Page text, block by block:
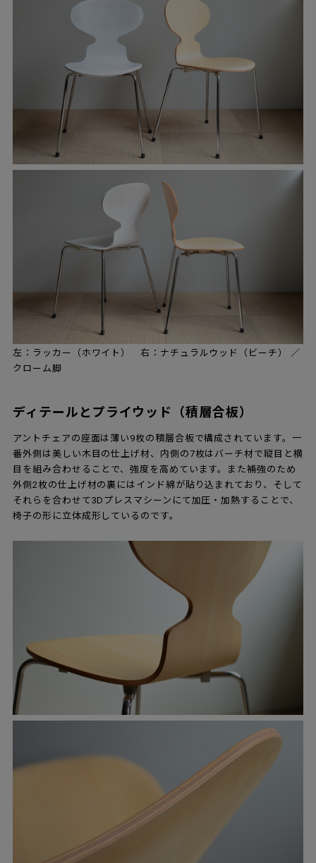
左：ラッカー（ホワイト） 右：ナチュラルウッド（ビーチ） ／
クローム脚
ディテールとプライウッド（積層合板）
アントチェアの座面は薄い9枚の積層合板で構成されています。一
番外側は美しい木目の仕上げ材、内側の7枚はバーチ材で縦目と横
目を組み合わせることで、強度を高めています。また補強のため
外側2枚の仕上げ材の裏にはインド綿が貼り込まれており、そして
それらを合わせて3Dプレスマシーンにて加圧・加熱することで、
椅子の形に立体成形しているのです。